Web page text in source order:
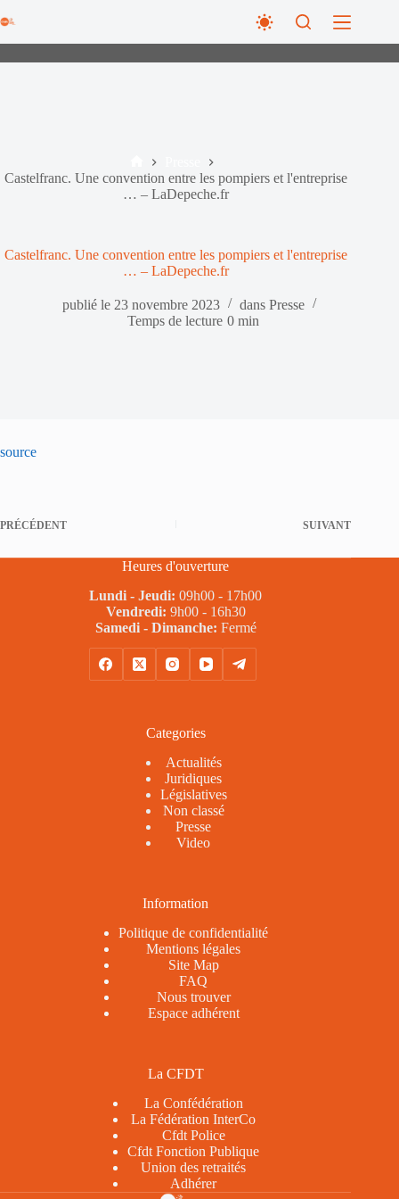
au
Accueil
Castelfranc. Une convention entre les pompiers et l'entreprise
… – LaDepeche.fr
Castelfranc. Une convention entre les pompiers et l'entreprise
… – LaDepeche.fr
publié le 23 novembre 2023 dans Presse
Temps de lecture 0 min
source
PRÉCÉDENT SUIVANT
Heures d'ouverture
Lundi - Jeudi: 09h00 - 17h00
Vendredi: 9h00 - 16h30
Samedi - Dimanche: Fermé
Categories
Actualités
Juridiques
Législatives
Non classé
Presse
Video
Information
Politique de confidentialité
Mentions légales
Site Map
FAQ
Nous trouver
Espace adhérent
La CFDT
La Confédération
La Fédération InterCo
Cfdt Police
Cfdt Fonction Publique
Union des retraités
Adhérer